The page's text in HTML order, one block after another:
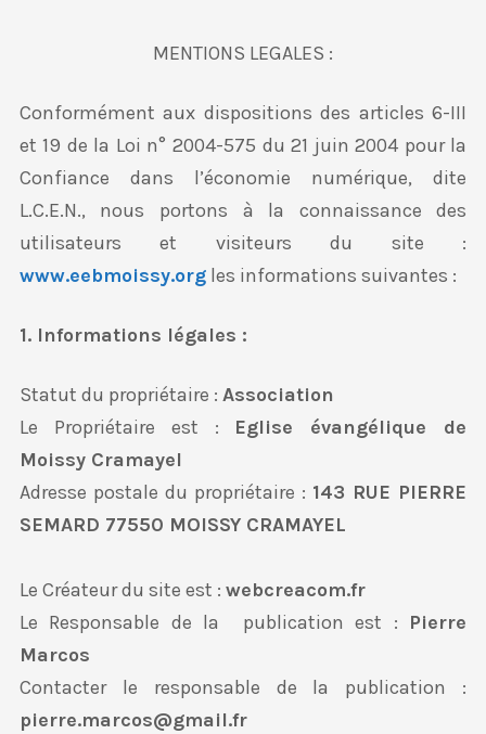
MENTIONS LEGALES :
Conformément aux dispositions des articles 6-III
et 19 de la Loi n° 2004-575 du 21 juin 2004 pour la
Confiance dans l’économie numérique, dite
L.C.E.N., nous portons à la connaissance des
utilisateurs et visiteurs du site :
www.eebmoissy.orgles informations suivantes :
1. Informations légales :
Statut du propriétaire : Association
Le Propriétaire est : Eglise évangélique de
Moissy Cramayel
Adresse postale du propriétaire : 143 RUE PIERRE
SEMARD 77550 MOISSY CRAMAYEL
Le Créateur du site est : webcreacom.fr
Le Responsable de la publication est : Pierre
Marcos
Contacter le responsable de la publication :
pierre.marcos@gmail.fr